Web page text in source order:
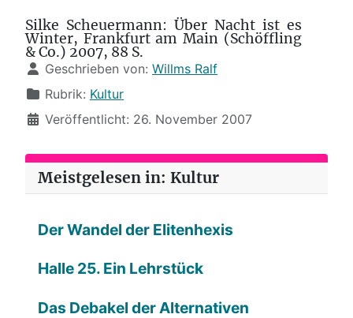
Silke Scheuermann: Über Nacht ist es
Winter, Frankfurt am Main (Schöffling
& Co.) 2007, 88 S.
Details
Geschrieben von: Willms Ralf
Rubrik: Kultur
Veröffentlicht: 26. November 2007
Meistgelesen in: Kultur
Der Wandel der Elitenhexis
Halle 25. Ein Lehrstück
Das Debakel der Alternativen